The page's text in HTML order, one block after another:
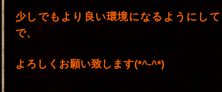
少しでもより良い環境になるようにし
で、
よろしくお願い致します(*^-^*)